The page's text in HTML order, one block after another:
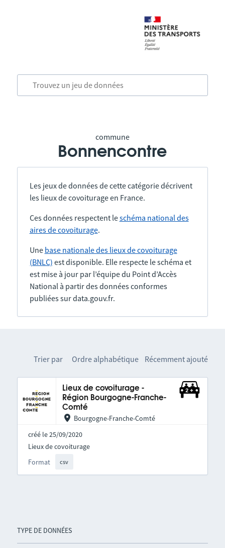
commune
Bonnencontre
Les jeux de données de cette catégorie décrivent
les lieux de covoiturage en France.
Ces données respectent leschéma national des
aires de covoiturage.
Une base nationale des lieux de covoiturage
(BNLC) est disponible. Elle respecte le schéma et
est mise à jour par l’équipe du Point d’Accès
National à partir des données conformes
publiées sur data.gouv.fr.
TYPE DE DONNÉES
Trier par Ordre alphabétique Récemment ajouté
Lieux de covoiturage -
Région Bourgogne-Franche-
Comté
Bourgogne-Franche-Comté
créé le 25/09/2020
Format csv
Lieux de covoiturage